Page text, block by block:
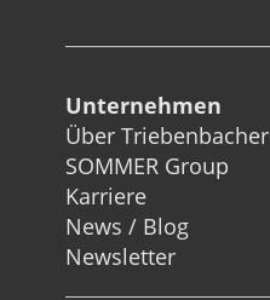
Unternehmen
Über Triebenbacher
SOMMER Group
Karriere
News / Blog
Newsletter